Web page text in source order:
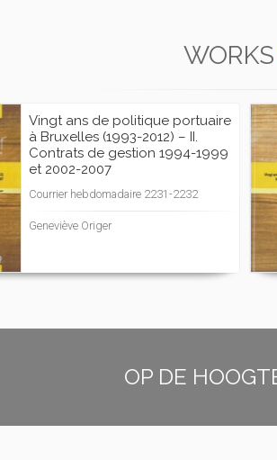
WORKS
Vingt ans de politique portuaire
à Bruxelles (1993-2012) – II.
Contrats de gestion 1994-1999
et 2002-2007
Courrier hebdomadaire 2231-2232
Geneviève Origer
OP DE